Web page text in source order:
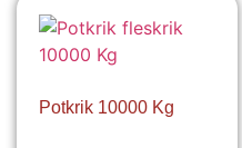
Potkrik 10000 Kg